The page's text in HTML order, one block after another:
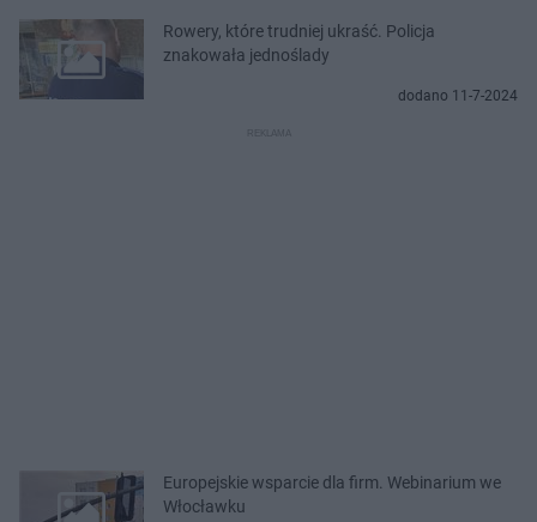
Rowery, które trudniej ukraść. Policja
znakowała jednoślady
dodano 11-7-2024
Europejskie wsparcie dla firm. Webinarium we
Włocławku